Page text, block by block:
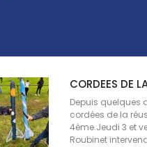
CORDEES DE
Depuis quelques
cordées de la
4ème.Jeudi 3 et
Roubinet